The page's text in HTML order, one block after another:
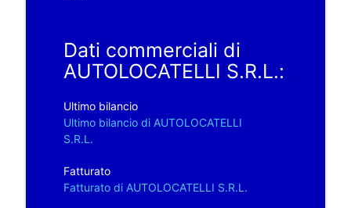
Dati commerciali di
AUTOLOCATELLI S.R.L.:
Ultimo bilancio
Ultimo bilancio di AUTOLOCATELLI
S.R.L.
Fatturato
Fatturato di AUTOLOCATELLI S.R.L.